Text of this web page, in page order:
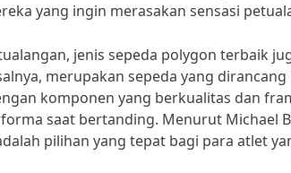
yang ingin merasakan sensasi
jenis sepeda polygon terbaik
merupakan sepeda yang
komponen yang berkualitas dan
saat bertanding. Menurut Michael
pilihan yang tepat bagi para atlet